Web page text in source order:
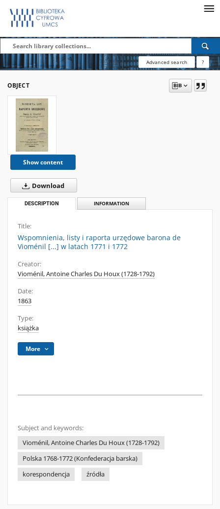
Advanced search ?
OBJECT
Show content
Download
DESCRIPTION INFORMATION
Title:
Wspomnienia, listy i raporta urzędowe barona de
Vioménil [...] w latach 1771 i 1772
Creator:
Vioménil, Antoine Charles Du Houx (1728-1792)
Date:
1863
Type:
książka
More
Subject and keywords:
Vioménil, Antoine Charles Du Houx (1728-1792)
Polska 1768-1772 (Konfederacja barska)
korespondencja
źródła